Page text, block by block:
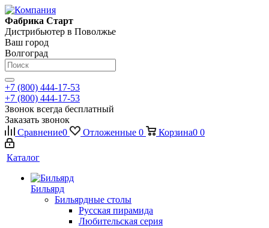
Фабрика Старт
Дистрибьютер в Поволжье
Ваш город
Волгоград
+7 (800) 444-17-53
+7 (800) 444-17-53
Звонок всегда бесплатный
Заказать звонок
Сравнение0 Отложенные 0 Корзина0 0
Каталог
Бильярд
Бильярдные столы
Русская пирамида
Любительская серия